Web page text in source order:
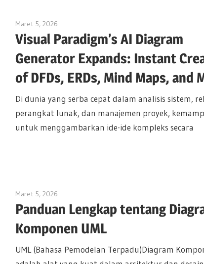
Maret 5, 2026
Visual Paradigm’s AI Diagram
Generator Expands: Instant
of DFDs, ERDs, Mind Maps, and
Di dunia yang serba cepat dalam analisis sistem,
perangkat lunak, dan manajemen proyek,
untuk menggambarkan ide-ide kompleks secara
Maret 5, 2026
Panduan Lengkap tentang
Komponen UML
UML (Bahasa Pemodelan Terpadu)Diagram